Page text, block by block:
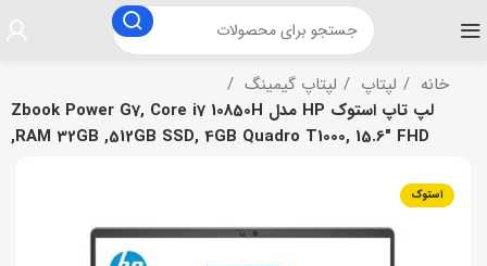
خانه لپتاپ
لپتاپ گیمینگ
لپ تاپ استوک HP مدل Zbook Power G7, Core i7 10850H
,RAM 32GB ,512GB SSD, 4GB Quadro T1000, 15.6″ FHD
استوک